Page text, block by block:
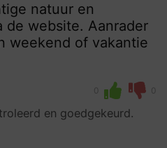
natuur en
de website. Aanrader
weekend of vakantie
0 0
en goedgekeurd.